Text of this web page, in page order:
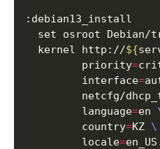
  kernel http://
${
         priority
=
         interface
=
netcfg/
         language
=en
         country
=KZ
         locale
=